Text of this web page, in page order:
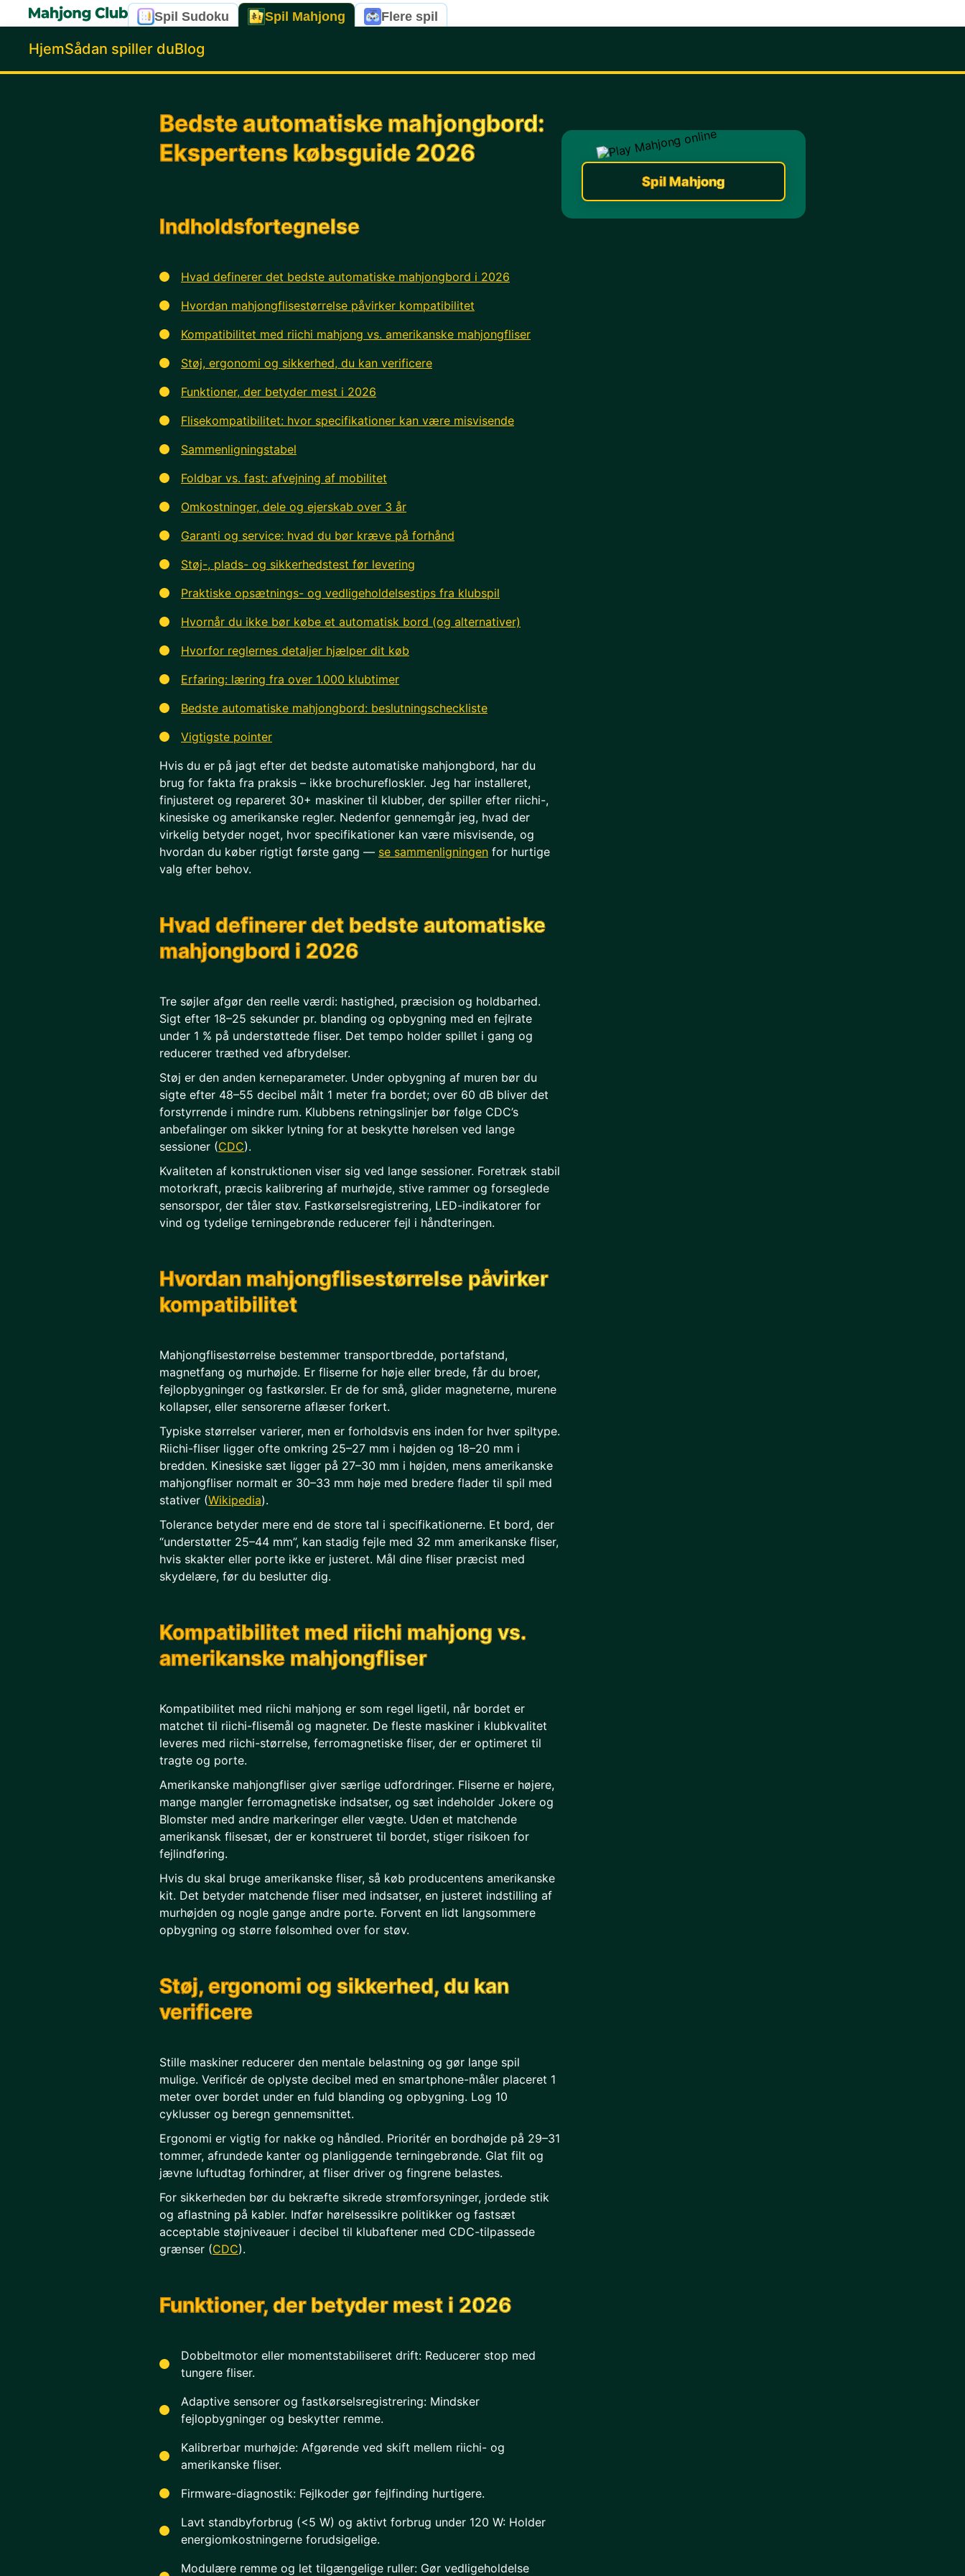
Spil Sudoku Spil Mahjong Flere spil
HjemSådan spiller duBlog
Bedste automatiske mahjongbord:
Ekspertens købsguide 2026
Indholdsfortegnelse
Hvad definerer det bedste automatiske mahjongbord i 2026
Hvordan mahjongflisestørrelse påvirker kompatibilitet
Kompatibilitet med riichi mahjong vs. amerikanske mahjongfliser
Støj, ergonomi og sikkerhed, du kan verificere
Funktioner, der betyder mest i 2026
Flisekompatibilitet: hvor specifikationer kan være misvisende
Sammenligningstabel
Foldbar vs. fast: afvejning af mobilitet
Omkostninger, dele og ejerskab over 3 år
Garanti og service: hvad du bør kræve på forhånd
Støj-, plads- og sikkerhedstest før levering
Praktiske opsætnings- og vedligeholdelsestips fra klubspil
Hvornår du ikke bør købe et automatisk bord (og alternativer)
Hvorfor reglernes detaljer hjælper dit køb
Erfaring: læring fra over 1.000 klubtimer
Bedste automatiske mahjongbord: beslutningscheckliste
Vigtigste pointer
Hvis du er på jagt efter det bedste automatiske mahjongbord, har du
brug for fakta fra praksis – ikke brochurefloskler. Jeg har installeret,
finjusteret og repareret 30+ maskiner til klubber, der spiller efter riichi-,
kinesiske og amerikanske regler. Nedenfor gennemgår jeg, hvad der
virkelig betyder noget, hvor specifikationer kan være misvisende, og
hvordan du køber rigtigt første gang — se sammenligningen for hurtige
valg efter behov.
Hvad definerer det bedste automatiske
mahjongbord i 2026
Tre søjler afgør den reelle værdi: hastighed, præcision og holdbarhed.
Sigt efter 18–25 sekunder pr. blanding og opbygning med en fejlrate
under 1 % på understøttede fliser. Det tempo holder spillet i gang og
reducerer træthed ved afbrydelser.
Støj er den anden kerneparameter. Under opbygning af muren bør du
sigte efter 48–55 decibel målt 1 meter fra bordet; over 60 dB bliver det
forstyrrende i mindre rum. Klubbens retningslinjer bør følge CDC’s
anbefalinger om sikker lytning for at beskytte hørelsen ved lange
sessioner (CDC).
Kvaliteten af konstruktionen viser sig ved lange sessioner. Foretræk stabil
motorkraft, præcis kalibrering af murhøjde, stive rammer og forseglede
sensorspor, der tåler støv. Fastkørselsregistrering, LED-indikatorer for
vind og tydelige terningebrønde reducerer fejl i håndteringen.
Hvordan mahjongflisestørrelse påvirker
kompatibilitet
Mahjongflisestørrelse bestemmer transportbredde, portafstand,
magnetfang og murhøjde. Er fliserne for høje eller brede, får du broer,
fejlopbygninger og fastkørsler. Er de for små, glider magneterne, murene
kollapser, eller sensorerne aflæser forkert.
Typiske størrelser varierer, men er forholdsvis ens inden for hver spiltype.
Riichi-fliser ligger ofte omkring 25–27 mm i højden og 18–20 mm i
bredden. Kinesiske sæt ligger på 27–30 mm i højden, mens amerikanske
mahjongfliser normalt er 30–33 mm høje med bredere flader til spil med
stativer (Wikipedia).
Tolerance betyder mere end de store tal i specifikationerne. Et bord, der
“understøtter 25–44 mm”, kan stadig fejle med 32 mm amerikanske fliser,
hvis skakter eller porte ikke er justeret. Mål dine fliser præcist med
skydelære, før du beslutter dig.
Kompatibilitet med riichi mahjong vs.
amerikanske mahjongfliser
Kompatibilitet med riichi mahjong er som regel ligetil, når bordet er
matchet til riichi-flisemål og magneter. De fleste maskiner i klubkvalitet
leveres med riichi-størrelse, ferromagnetiske fliser, der er optimeret til
tragte og porte.
Amerikanske mahjongfliser giver særlige udfordringer. Fliserne er højere,
mange mangler ferromagnetiske indsatser, og sæt indeholder Jokere og
Blomster med andre markeringer eller vægte. Uden et matchende
amerikansk flisesæt, der er konstrueret til bordet, stiger risikoen for
fejlindføring.
Hvis du skal bruge amerikanske fliser, så køb producentens amerikanske
kit. Det betyder matchende fliser med indsatser, en justeret indstilling af
murhøjden og nogle gange andre porte. Forvent en lidt langsommere
opbygning og større følsomhed over for støv.
Støj, ergonomi og sikkerhed, du kan
verificere
Stille maskiner reducerer den mentale belastning og gør lange spil
mulige. Verificér de oplyste decibel med en smartphone-måler placeret 1
meter over bordet under en fuld blanding og opbygning. Log 10
cyklusser og beregn gennemsnittet.
Ergonomi er vigtig for nakke og håndled. Prioritér en bordhøjde på 29–31
tommer, afrundede kanter og planliggende terningebrønde. Glat filt og
jævne luftudtag forhindrer, at fliser driver og fingrene belastes.
For sikkerheden bør du bekræfte sikrede strømforsyninger, jordede stik
og aflastning på kabler. Indfør hørelsessikre politikker og fastsæt
acceptable støjniveauer i decibel til klubaftener med CDC-tilpassede
grænser (CDC).
Funktioner, der betyder mest i 2026
Dobbeltmotor eller momentstabiliseret drift: Reducerer stop med
tungere fliser.
Adaptive sensorer og fastkørselsregistrering: Mindsker
fejlopbygninger og beskytter remme.
Kalibrerbar murhøjde: Afgørende ved skift mellem riichi- og
amerikanske fliser.
Firmware-diagnostik: Fejlkoder gør fejlfinding hurtigere.
Lavt standbyforbrug (<5 W) og aktivt forbrug under 120 W: Holder
energiomkostningerne forudsigelige.
Modulære remme og let tilgængelige ruller: Gør vedligeholdelse
Spil Mahjong